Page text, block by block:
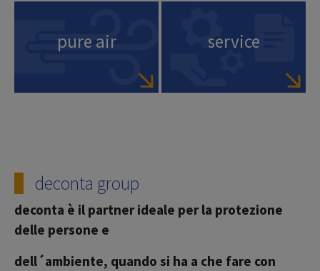
pure air service
deconta group
deconta è il partner ideale per la protezione
delle persone e
dell´ambiente, quando si ha a che fare con